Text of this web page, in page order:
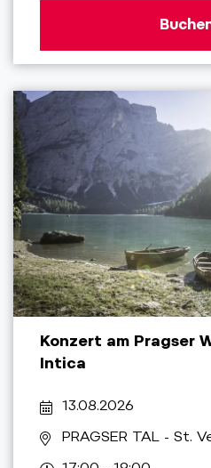
Konzert am Pragser
Intica
13.08.2026
PRAGSER TAL
- St.